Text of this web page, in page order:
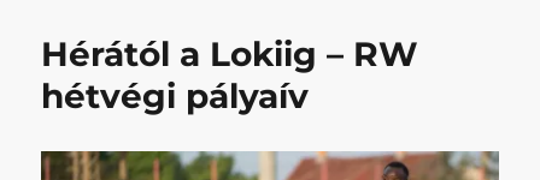
című
Hérától a Lokiig – RW
hétvégi pályaív